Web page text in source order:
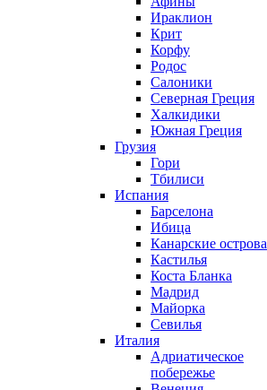
Ираклион
Крит
Корфу
Родос
Салоники
Северная Греция
Халкидики
Южная Греция
Грузия
Гори
Тбилиси
Испания
Барселона
Ибица
Канарские острова
Кастилья
Коста Бланка
Мадрид
Майорка
Севилья
Италия
Адриатическое
побережье